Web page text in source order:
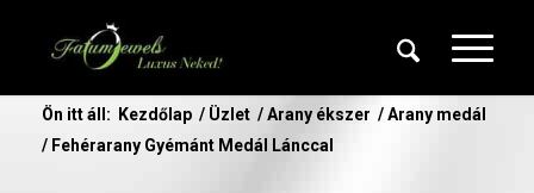
Ön itt áll: Kezdőlap / Üzlet / Arany ékszer / Arany medál
/ Fehérarany Gyémánt Medál Lánccal